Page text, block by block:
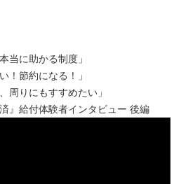
当に助かる制度」
！節約になる！」
周りにもすすめたい」
』給付体験者インタビュー 後編